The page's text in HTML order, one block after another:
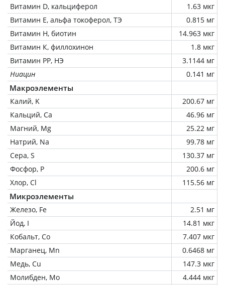
Витамин D, кальциферол
1.63 мкг
Витамин Е, альфа токоферол, ТЭ
0.815 мг
Витамин Н, биотин
14.963 мкг
Витамин К, филлохинон
1.8 мкг
Витамин РР, НЭ
3.1144 мг
Ниацин
0.141 мг
Макроэлементы
Калий, K
200.67 мг
Кальций, Ca
46.96 мг
Магний, Mg
25.22 мг
Натрий, Na
99.78 мг
Сера, S
130.37 мг
Фосфор, P
200.6 мг
Хлор, Cl
115.56 мг
Микроэлементы
Железо, Fe
2.51 мг
Йод, I
14.81 мкг
Кобальт, Co
7.407 мкг
Марганец, Mn
0.6468 мг
Медь, Cu
147.3 мкг
Молибден, Mo
4.444 мкг